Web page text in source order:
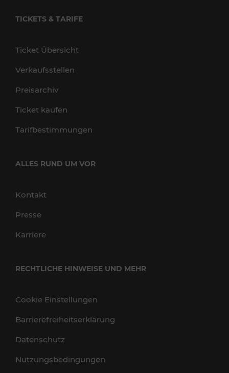
TICKETS & TARIFE
Ticket Übersicht
Verkaufsstellen
Preisarchiv
Ticket kaufen
Tarifbestimmungen
ALLES RUND UM VOR
Kontakt
Presse
Karriere
RECHTLICHE HINWEISE UND MEHR
Cookie Einstellungen
Barrierefreiheitserklärung
Datenschutz
Nutzungsbedingungen